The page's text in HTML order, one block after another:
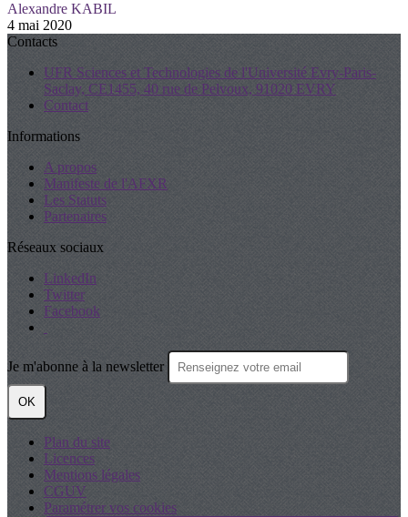
Alexandre KABIL
4 mai 2020
Contacts
UFR Sciences et Technologies de l'Université Evry-Paris-
Saclay, CE1455, 40 rue de Pelvoux, 91020 EVRY
Contact
Informations
A propos
Manifeste de l'AFXR
Les Statuts
Partenaires
Réseaux sociaux
LinkedIn
Twitter
Facebook
Je m'abonne à la newsletter
OK
Plan du site
Licences
Mentions légales
CGUV
Paramétrer vos cookies